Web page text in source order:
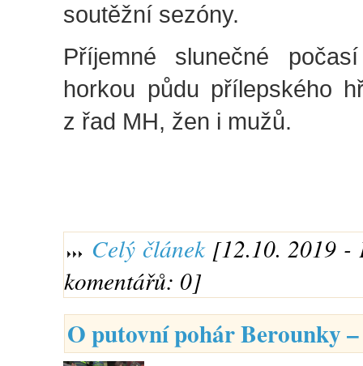
soutěžní sezóny.
Příjemné slunečné
horkou půdu přílepského
z řad MH, žen i mužů.
Celý článek[12.10. 2019 -
komentářů: 0]
O putovní pohár Berounky –